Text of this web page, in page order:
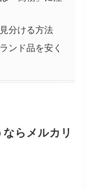
分ける方法
ンド品を安く
らメルカリ